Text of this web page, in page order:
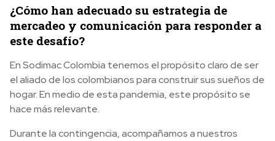
¿Cómo han adecuado su estrategia de
mercadeo y comunicación para responder a
este desafío?
En Sodimac Colombia tenemos el propósito claro de ser
el aliado de los colombianos para construir sus sueños de
hogar. En medio de esta pandemia, este propósito se
hace más relevante.
Durante la contingencia, acompañamos a nuestros